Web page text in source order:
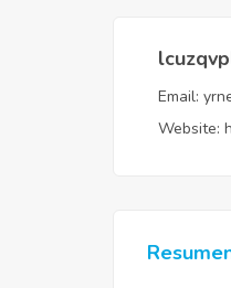
Email:
Website: